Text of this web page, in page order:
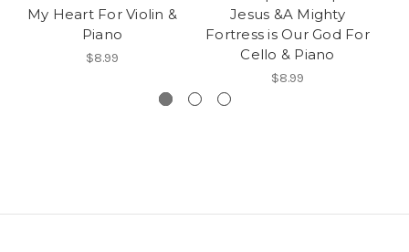
My Heart For Violin &
Piano
$8.99
Jesus &A Mighty
Fortress is Our God For
Cello & Piano
$8.99